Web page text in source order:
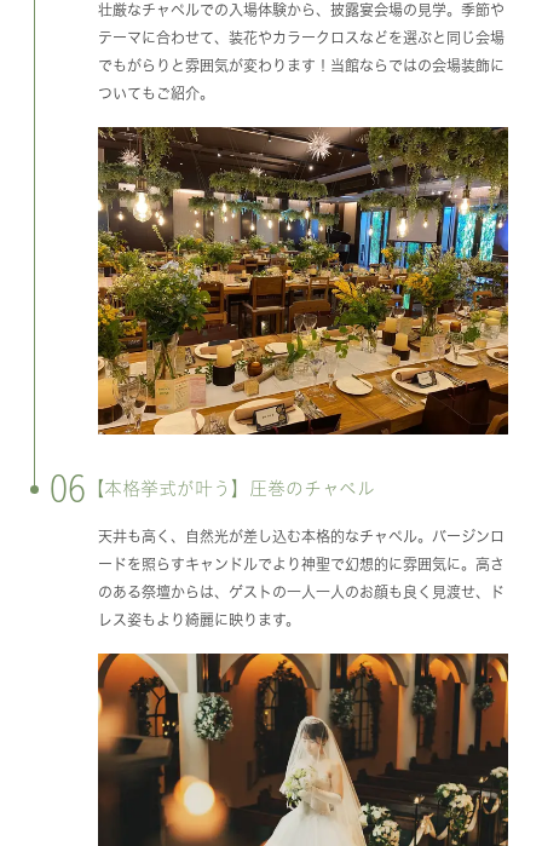
壮厳なチャペルでの入場体験から、披露宴会場の見学。季節や
テーマに合わせて、装花やカラークロスなどを選ぶと同じ会場
でもがらりと雰囲気が変わります！当館ならではの会場装飾に
ついてもご紹介。
06 【本格挙式が叶う】圧巻のチャペル
天井も高く、自然光が差し込む本格的なチャペル。バージンロ
ードを照らすキャンドルでより神聖で幻想的に雰囲気に。高さ
のある祭壇からは、ゲストの一人一人のお顔も良く見渡せ、ド
レス姿もより綺麗に映ります。